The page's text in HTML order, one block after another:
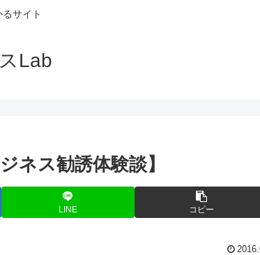
サイト
Lab
ネス勧誘体験談】
LINE コピー